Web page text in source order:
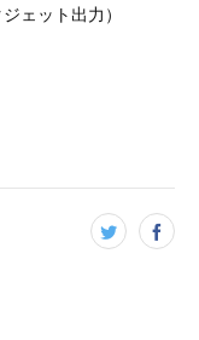
ェット出力）